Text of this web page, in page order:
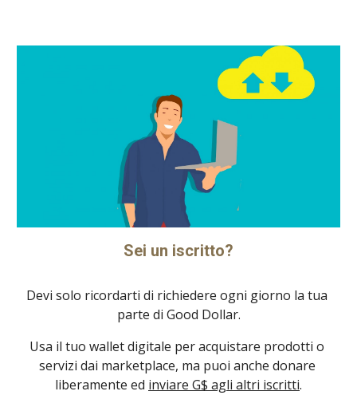
Sei un iscritto?
Devi solo ricordarti di richiedere ogni giorno la tua
parte di Good Dollar.
Usa il tuo wallet digitale per acquistare prodotti o
servizi dai marketplace, ma puoi anche donare
liberamente ed inviare G$ agli altri iscritti.